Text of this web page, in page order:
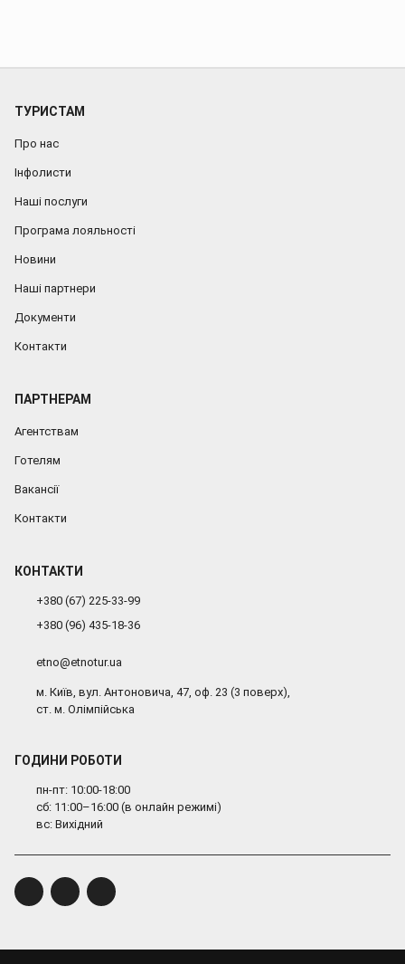
ТУРИСТАМ
Про нас
Інфолисти
Наші послуги
Програма лояльності
Новини
Наші партнери
Документи
Контакти
ПАРТНЕРАМ
Агентствам
Готелям
Вакансії
Контакти
КОНТАКТИ
+380 (67) 225-33-99
+380 (96) 435-18-36
etno@etnotur.ua
м. Київ, вул. Антоновича, 47, оф. 23 (3 поверх),
ст. м. Олімпійська
ГОДИНИ РОБОТИ
пн-пт: 10:00-18:00
сб: 11:00–16:00 (в онлайн режимі)
вс: Вихідний